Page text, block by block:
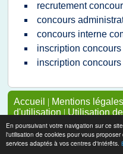
En poursuivant votre navigation sur ce
l'utilisation de cookies pour vous
services adaptés à vos centres d'intérêts.
recrutement
concours
concours interne
inscription
inscription
Accueil | Mentions légales
d'utilisation | Utilisation
de cette page
Pour ajouter ou
CGUs